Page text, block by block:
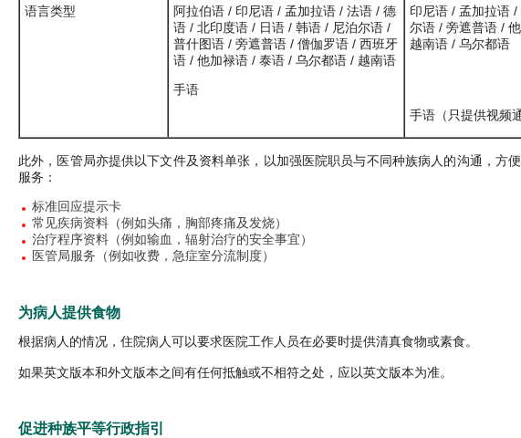
语言类型
阿拉伯语 / 印尼语 / 孟加拉语 / 法语 / 德
语 / 北印度语 / 日语 / 韩语 / 尼泊尔语 /
普什图语 / 旁遮普语 / 僧伽罗语 / 西班牙
语 / 他加禄语 / 泰语 / 乌尔都语 / 越南语
手语
印尼语 / 孟加拉语
尔语 / 旁遮普语 /
越南语 / 乌尔都语
手语（只提供视频
此外，医管局亦提供以下文件及资料单张，以加强医院职员与不同种族病人的沟通，方
服务：
标准回应提示卡
常见疾病资料（例如头痛，胸部疼痛及发烧）
治疗程序资料（例如输血，辐射治疗的安全事宜）
医管局服务（例如收费，急症室分流制度）
为病人提供食物
根据病人的情况，住院病人可以要求医院工作人员在必要时提供清真食物或素食。
如果英文版本和外文版本之间有任何抵触或不相符之处，应以英文版本为准。
促进种族平等行政指引